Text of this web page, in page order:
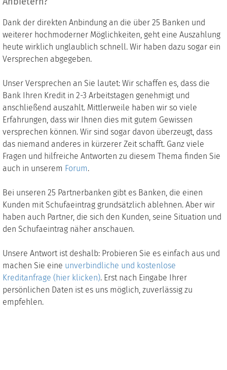
Dank der direkten Anbindung an die über 25 Banken und
weiterer hochmoderner Möglichkeiten, geht eine Auszahlung
heute wirklich unglaublich schnell. Wir haben dazu sogar ein
Versprechen abgegeben.
Unser Versprechen an Sie lautet: Wir schaffen es, dass die
Bank Ihren Kredit in 2-3 Arbeitstagen genehmigt und
anschließend auszahlt. Mittlerweile haben wir so viele
Erfahrungen, dass wir Ihnen dies mit gutem Gewissen
versprechen können. Wir sind sogar davon überzeugt, dass
das niemand anderes in kürzerer Zeit schafft. Ganz viele
Fragen und hilfreiche Antworten zu diesem Thema finden Sie
auch in unserem Forum.
Bei unseren 25 Partnerbanken gibt es Banken, die einen
Kunden mit Schufaeintrag grundsätzlich ablehnen. Aber wir
haben auch Partner, die sich den Kunden, seine Situation und
den Schufaeintrag näher anschauen.
Unsere Antwort ist deshalb: Probieren Sie es einfach aus und
machen Sie eine unverbindliche und kostenlose
Kreditanfrage (hier klicken). Erst nach Eingabe Ihrer
persönlichen Daten ist es uns möglich, zuverlässig zu
empfehlen.